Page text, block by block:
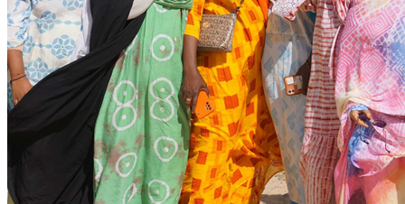
Campagne sanitaire
Lire la suite